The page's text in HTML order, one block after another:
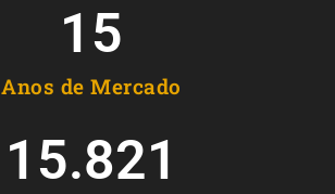
Anos de Mercado
15
15.821